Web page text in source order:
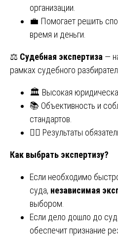
организации.
💼 Помогает решить
время и деньги.
⚖️ Судебная экспертиза —
рамках судебного
🏛️ Высокая
📚 Объективность и
стандартов.
👨‍⚖️ Результаты
Как выбрать экспертизу?
Если необходимо
суда, независимая
выбором.
Если дело дошло до
обеспечит признание